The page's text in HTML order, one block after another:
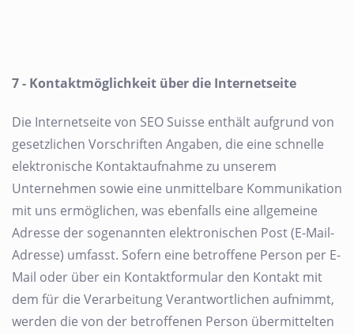
7 - Kontaktmöglichkeit über die Internetseite
Die Internetseite von SEO Suisse enthält aufgrund von
gesetzlichen Vorschriften Angaben, die eine schnelle
elektronische Kontaktaufnahme zu unserem
Unternehmen sowie eine unmittelbare Kommunikation
mit uns ermöglichen, was ebenfalls eine allgemeine
Adresse der sogenannten elektronischen Post (E-Mail-
Adresse) umfasst. Sofern eine betroffene Person per E-
Mail oder über ein Kontaktformular den Kontakt mit
dem für die Verarbeitung Verantwortlichen aufnimmt,
werden die von der betroffenen Person übermittelten